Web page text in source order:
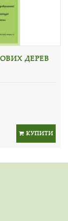
ДЕРЕВ
КУПИТИ